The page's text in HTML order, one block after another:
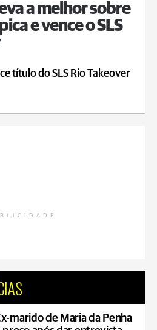
a melhor sobre
e vence o SLS
título do SLS Rio Takeover
marido de Maria da Penha